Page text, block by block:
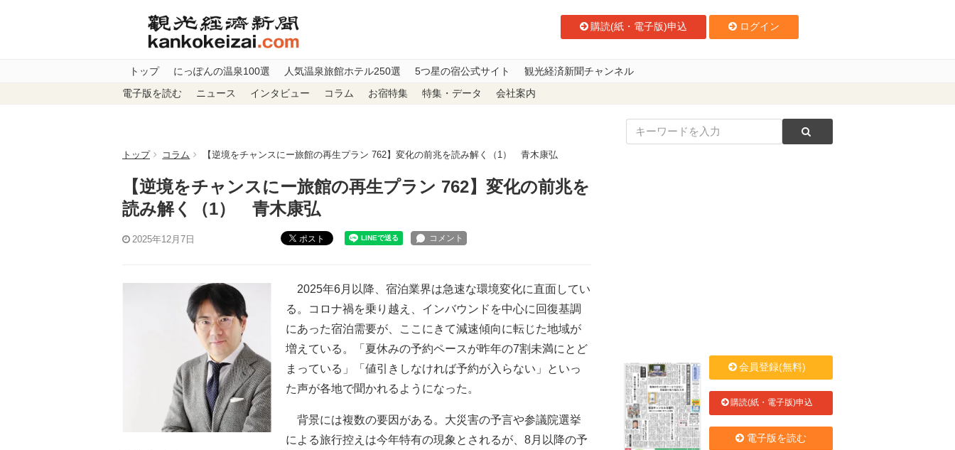
購読(紙・電子版)申込 ログイン
トップ にっぽんの温泉100選 人気温泉旅館ホテル250選 5つ星の宿公式サイト 観光経済新聞チャンネル
電子版を読む ニュース インタビュー コラム お宿特集 特集・データ 会社案内
トップ コラム 【逆境をチャンスにー旅館の再生プラン 762】変化の前兆を読み解く（1） 青木康弘
【逆境をチャンスにー旅館の再生プラン 762】変化の前兆を
読み解く（1） 青木康弘
2025年12月7日 ポスト
2025年6月以降、宿泊業界は急速な環境変化に直面してい
る。コロナ禍を乗り越え、インバウンドを中心に回復基調
にあった宿泊需要が、ここにきて減速傾向に転じた地域が
増えている。「夏休みの予約ペースが昨年の7割未満にとど
まっている」「値引きしなければ予約が入らない」といっ
た声が各地で聞かれるようになった。
背景には複数の要因がある。大災害の予言や参議院選挙
による旅行控えは今年特有の現象とされるが、8月以降の予
会員登録(無料)
購読(紙・電子版)申込
電子版を読む